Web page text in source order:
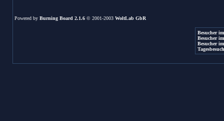
Powered by Burning Board 2.1.6© 2001-2003 WoltLab GbR
Besucher
Besucher
Besucher